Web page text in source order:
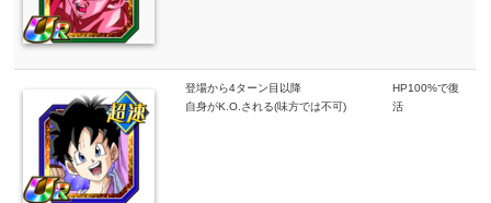
登場から4ターン目以降
自身がK.O.される(味方では不可)
HP100%で復
活